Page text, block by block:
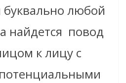
буквально любой
найдется повод
к лицу с